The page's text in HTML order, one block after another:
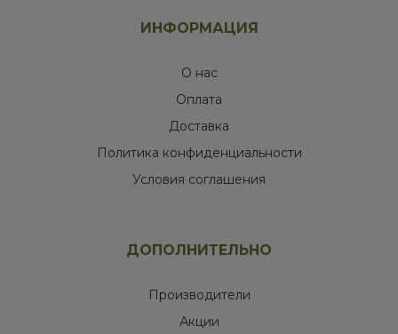
ИНФОРМАЦИЯ
О нас
Оплата
Доставка
Политика конфиденциальности
Условия соглашения
ДОПОЛНИТЕЛЬНО
Производители
Акции